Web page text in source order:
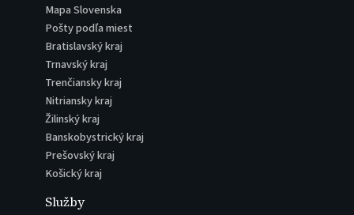
Mapa Slovenska
Pošty podľa miest
Bratislavský kraj
Trnavský kraj
Trenčiansky kraj
Nitriansky kraj
Žilinský kraj
Banskobystrický kraj
Prešovský kraj
Košický kraj
Služby